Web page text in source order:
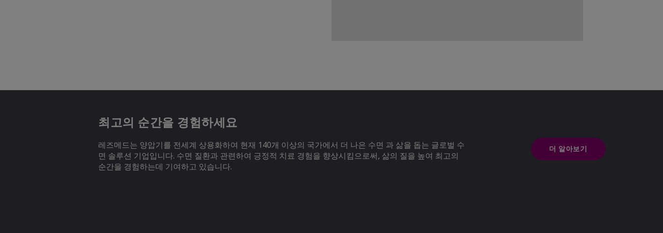
최고의 순간을 경험하세요
레즈메드는 양압기를 전세계 상용화하여 현재 140개 이상의 국가에서 더 나은 수면 과 삶을 돕는 글로벌 수
면 솔루션 기업입니다. 수면 질환과 관련하여 긍정적 치료 경험을 향상시킴으로써, 삶의 질을 높여 최고의
순간을 경험하는데 기여하고 있습니다.
더 알아보기